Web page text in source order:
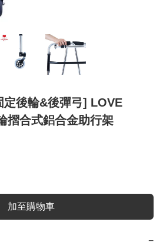
定後輪&後彈弓] LOVE
摺合式鋁合金助行架
加至購物車
−